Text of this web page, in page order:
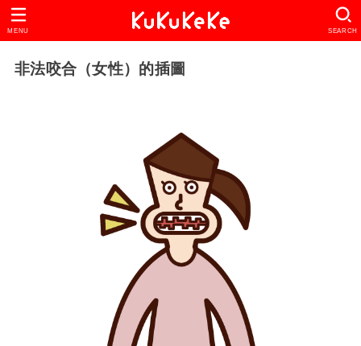
SEARCH
MENU
非法咬合（女性）的插圖